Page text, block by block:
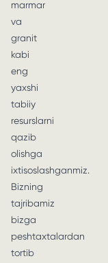
marmar
va
granit
kabi
eng
yaxshi
tabiiy
resurslarni
qazib
olishga
ixtisoslashganmiz.
Bizning
tajribamiz
bizga
peshtaxtalardan
tortib